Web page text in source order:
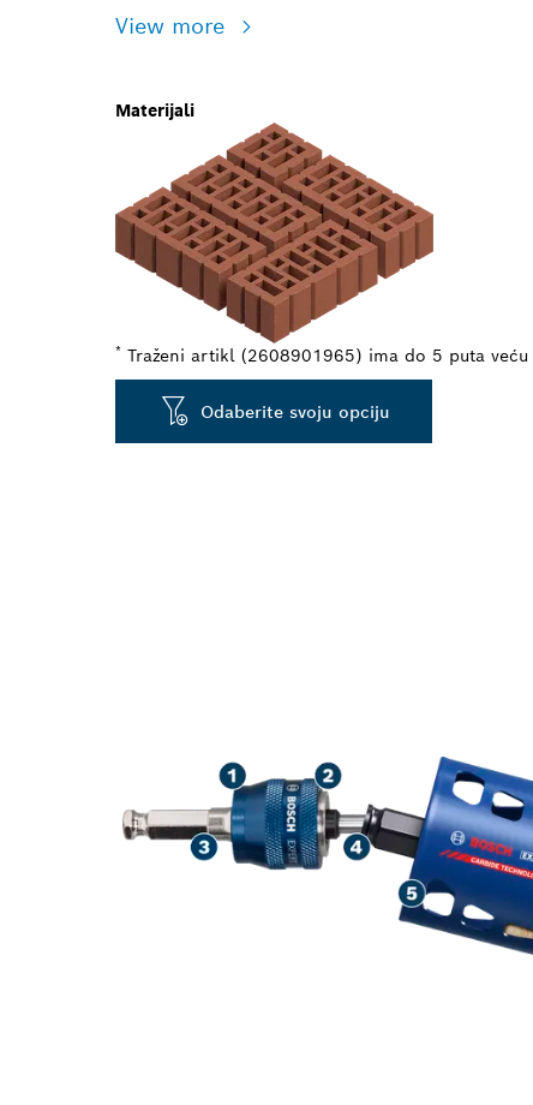
View more
Materijali
* Traženi artikl (2608901965) ima do 5 puta
Odaberite svoju opciju